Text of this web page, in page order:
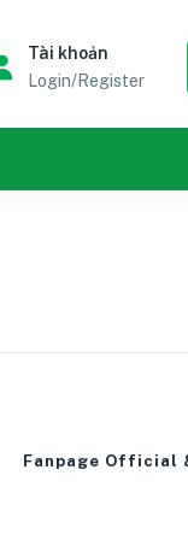
Tài khoản
Login/Register
Fanpage Official